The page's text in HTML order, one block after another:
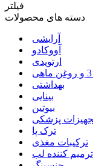
فیلتر
دسته های محصولات
آرایشی
آووکادو
ارتوپدی
بهداشتی
بینایی
بیوتین
پزشکی
ترک پا
ترکیبات مغذی
ترمیم کننده لب